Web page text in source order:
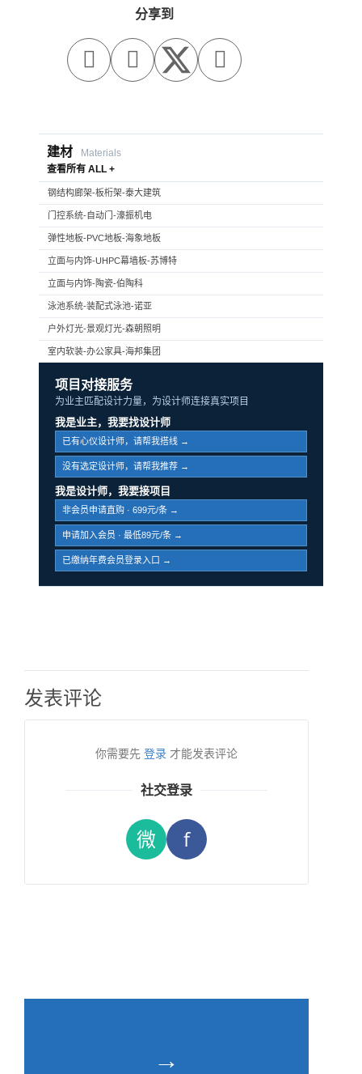
分享到
  
建材
Materials
查看所有 ALL +
钢结构廊架-板桁架-泰大建筑
门控系统-自动门-濠振机电
弹性地板-PVC地板-海象地板
立面与内饰-UHPC幕墙板-苏博特
立面与内饰-陶瓷-伯陶科
泳池系统-装配式泳池-诺亚
户外灯光-景观灯光-森朝照明
室内软装-办公家具-海邦集团
项目对接服务
为业主匹配设计力量，为设计师连接真实项目
我是业主，我要找设计师
已有心仪设计师，请帮我搭线 →
没有选定设计师，请帮我推荐 →
我是设计师，我要接项目
非会员申请直购 · 699元/条 →
申请加入会员 · 最低89元/条 →
已缴纳年费会员登录入口 →
发表评论
你需要先 登录 才能发表评论
社交登录
微 f
→